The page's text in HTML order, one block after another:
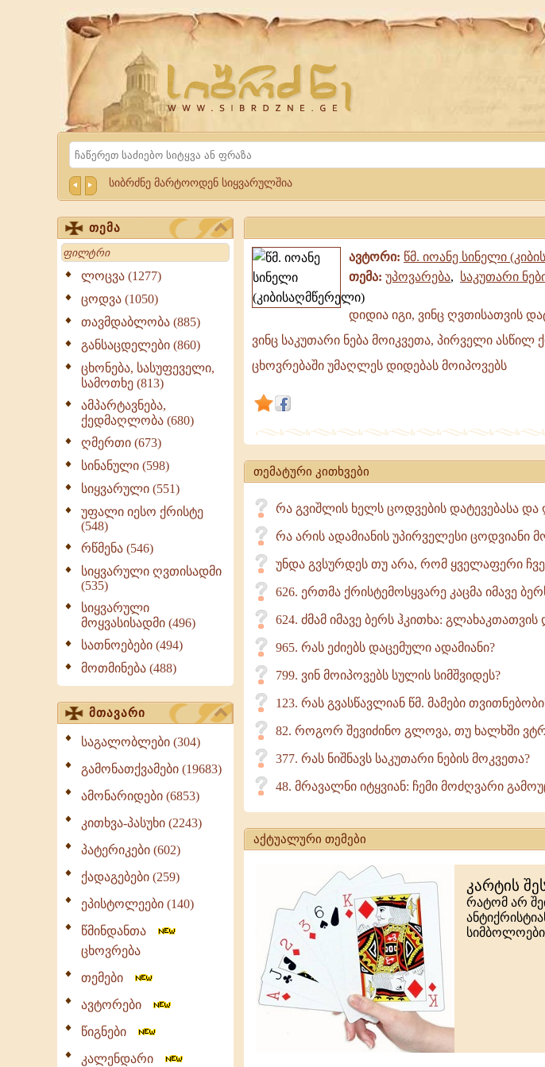
Website
Sibrdzne.ge
Search
სიბრძნე მარტოოდენ სიყვარულშია
თემა
Search
ლოცვა (1277)
ცოდვა (1050)
თავმდაბლობა (885)
განსაცდელები (860)
ცხონება, სასუფეველი,
სამოთხე (813)
ამპარტავნება,
ქედმაღლობა (680)
ღმერთი (673)
სინანული (598)
სიყვარული (551)
უფალი იესო ქრისტე
(548)
რწმენა (546)
სიყვარული ღვთისადმი
(535)
სიყვარული
მოყვასისადმი (496)
სათნოებები (494)
მოთმინება (488)
მთავარი
საგალობლები (304)
გამონათქვამები (19683)
ამონარიდები (6853)
კითხვა-პასუხი (2243)
პატერიკები (602)
ქადაგებები (259)
ეპისტოლეები (140)
წმინდანთა
ცხოვრება
თემები
ავტორები
წიგნები
კალენდარი
ავტორი: წმ. იოანე სინელი
თემა: უპოვარება, საკუთარი
იგი,
ვინც
დატოვა
თავისი
ქონება,
მაგრამ
იგია
ნეტარი,
ვინც
საკუთარი
ნება
მოიკვეთა,
დიდია იგი, ვინც ღვთისათვის
ვინც საკუთარი ნება მოიკვეთა, პირველი ასწილ
ცხოვრებაში უმაღლეს დიდებას მოიპოვებს
თემატური კითხვები
რა გვიშლის ხელს ცოდვების დატევებასა და
რა არის ადამიანის უპირველესი ცოდვიანი
უნდა გვსურდეს თუ არა, რომ ყველაფერი
626. ერთმა ქრისტემოსყვარე კაცმა იმავე
624. ძმამ იმავე ბერს ჰკითხა:
965. რას ეძიებს დაცემული ადამიანი?
799. ვინ მოიპოვებს სულის სიმშვიდეს?
123. რას გვასწავლიან წმ. მამები
82. როგორ შევიძინო გლოვა, თუ ხალხში
377. რას ნიშნავს საკუთარი ნების მოკვეთა?
48. მრავალნი იტყვიან: ჩემი მოძღვარი
აქტუალური თემები
კარტის
რატომ არ